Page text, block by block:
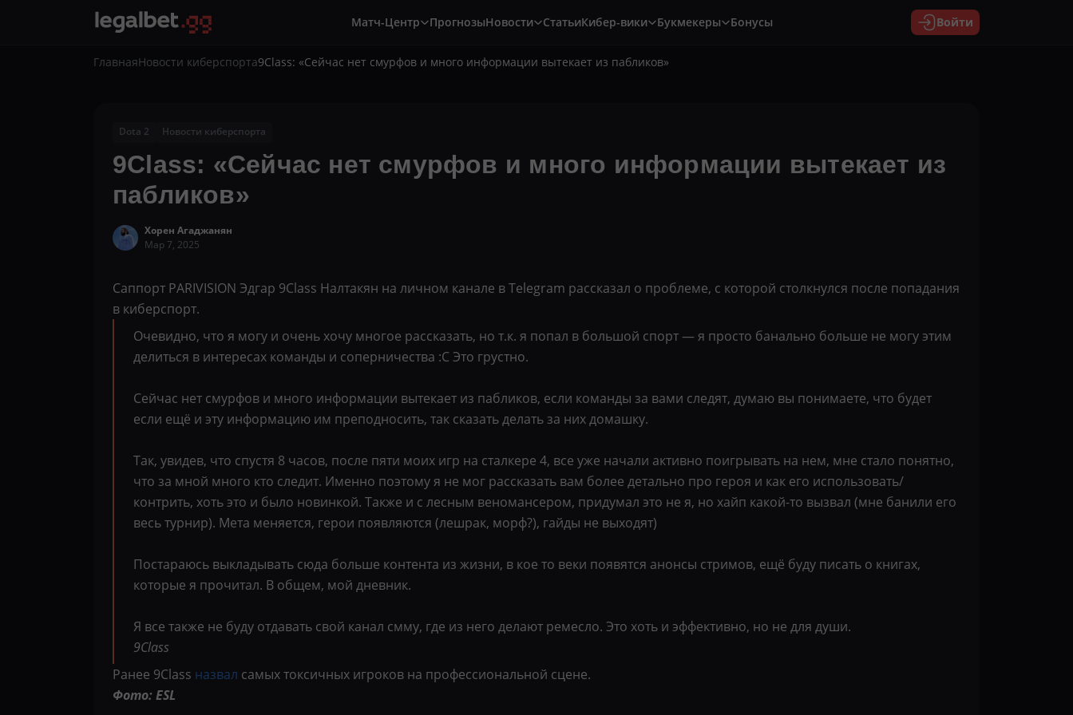
Матч-Центр ПрогнозыНовости СтатьиКибер-вики Букмекеры Бонусы Войти
ГлавнаяНовости киберспорта9Class: «Сейчас нет смурфов и много информации вытекает из пабликов»
Dota 2 Новости киберспорта
9Class: «Сейчас нет смурфов и много информации вытекает из
пабликов»
Хорен Агаджанян
Мар 7, 2025
Саппорт PARIVISION Эдгар 9Class Налтакян на личном канале в Telegram рассказал о проблеме, с которой столкнулся после попадания
в киберспорт.
Очевидно, что я могу и очень хочу многое рассказать, но т.к. я попал в большой спорт — я просто банально больше не могу этим
делиться в интересах команды и соперничества :С Это грустно.
Сейчас нет смурфов и много информации вытекает из пабликов, если команды за вами следят, думаю вы понимаете, что будет
если ещё и эту информацию им преподносить, так сказать делать за них домашку.
Так, увидев, что спустя 8 часов, после пяти моих игр на сталкере 4, все уже начали активно поигрывать на нем, мне стало понятно,
что за мной много кто следит. Именно поэтому я не мог рассказать вам более детально про героя и как его использовать/
контрить, хоть это и было новинкой. Также и с лесным веномансером, придумал это не я, но хайп какой-то вызвал (мне банили его
весь турнир). Мета меняется, герои появляются (лешрак, морф?), гайды не выходят)
Постараюсь выкладывать сюда больше контента из жизни, в кое то веки появятся анонсы стримов, ещё буду писать о книгах,
которые я прочитал. В общем, мой дневник.
Я все также не буду отдавать свой канал смму, где из него делают ремесло. Это хоть и эффективно, но не для души.
9Class
Ранее 9Class назвал самых токсичных игроков на профессиональной сцене.
Фото: ESL